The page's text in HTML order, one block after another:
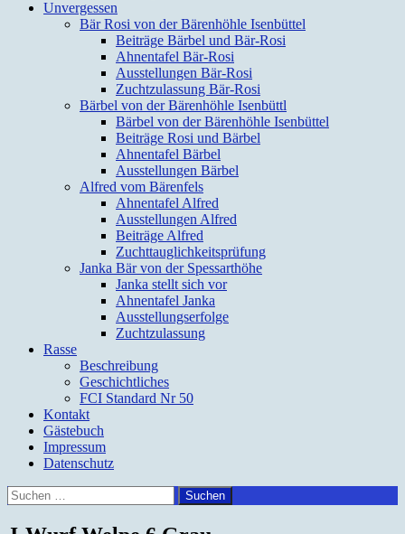
Unvergessen
Bär Rosi von der Bärenhöhle Isenbüttel
Beiträge Bärbel und Bär-Rosi
Ahnentafel Bär-Rosi
Ausstellungen Bär-Rosi
Zuchtzulassung Bär-Rosi
Bärbel von der Bärenhöhle Isenbüttl
Bärbel von der Bärenhöhle Isenbüttel
Beiträge Rosi und Bärbel
Ahnentafel Bärbel
Ausstellungen Bärbel
Alfred vom Bärenfels
Ahnentafel Alfred
Ausstellungen Alfred
Beiträge Alfred
Zuchttauglichkeitsprüfung
Janka Bär von der Spessarthöhe
Janka stellt sich vor
Ahnentafel Janka
Ausstellungserfolge
Zuchtzulassung
Rasse
Beschreibung
Geschichtliches
FCI Standard Nr 50
Kontakt
Gästebuch
Impressum
Datenschutz
Suchen
nach: